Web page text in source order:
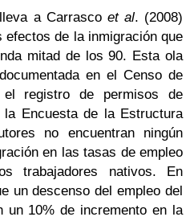
a Carrasco et al. (2008)
de la inmigración que
mitad de los 90. Esta ola
en el Censo de
el registro de permisos de
Encuesta de la Estructura
no encuentran ningún
en las tasas de empleo
trabajadores nativos. En
un descenso del empleo del
un 10% de incremento en la